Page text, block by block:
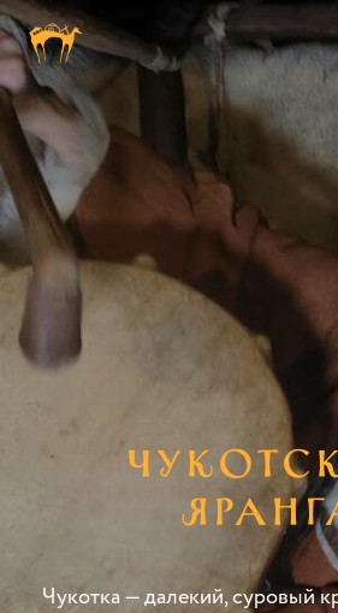
Чукотка — далекий, суровый